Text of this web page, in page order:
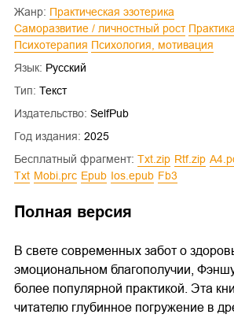
Жанр:
Практическая эзотерика
Саморазвитие / личностный рост
Психотерапия
Психология, мотивация
Язык: Русский
Тип: Текст
Издательство: SelfPub
Год издания: 2025
Бесплатный фрагмент:
txt.zip rtf.zip
txt
mobi.prc epub ios.epub fb3
Полная версия
В свете современных забот о
эмоциональном благополучии,
более популярной практикой. Эта
читателю глубинное погружение в